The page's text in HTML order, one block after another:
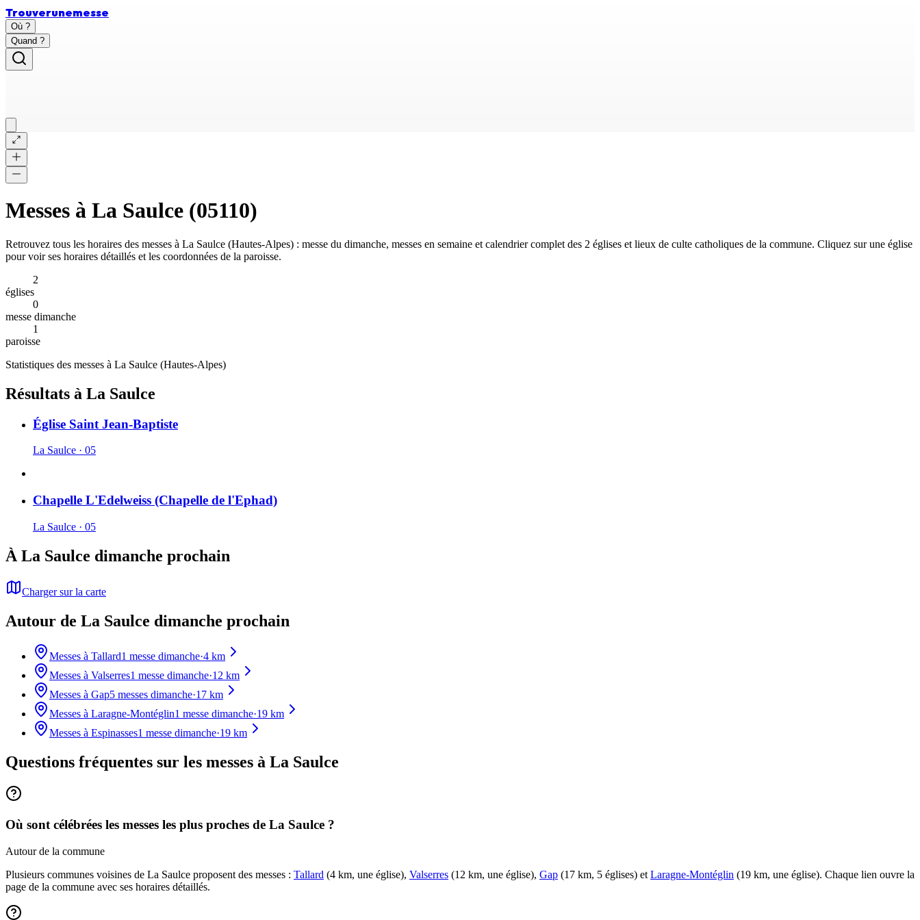
Trouverunemesse
Où ?
Quand ?
Messes à La Saulce (05110)
Retrouvez tous les horaires des messes à La Saulce (Hautes-Alpes) : messe du dimanche, messes en semaine et calendrier complet des 2 églises et lieux de culte catholiques de la commune. Cliquez sur une église
pour voir ses horaires détaillés et les coordonnées de la paroisse.
2
églises
0
messe dimanche
1
paroisse
Statistiques des messes à La Saulce (Hautes-Alpes)
Résultats à La Saulce
Église Saint Jean-Baptiste
La Saulce · 05
Chapelle L'Edelweiss (Chapelle de l'Ephad)
La Saulce · 05
À La Saulce dimanche prochain
Charger sur la carte
Autour de La Saulce dimanche prochain
Messes à Tallard1 messe dimanche·4 km
Messes à Valserres1 messe dimanche·12 km
Messes à Gap5 messes dimanche·17 km
Messes à Laragne-Montéglin1 messe dimanche·19 km
Messes à Espinasses1 messe dimanche·19 km
Questions fréquentes sur les messes à La Saulce
Où sont célébrées les messes les plus proches de La Saulce ?
Autour de la commune
Plusieurs communes voisines de La Saulce proposent des messes : Tallard (4 km, une église), Valserres (12 km, une église), Gap (17 km, 5 églises) et Laragne-Montéglin (19 km, une église). Chaque lien ouvre la
page de la commune avec ses horaires détaillés.